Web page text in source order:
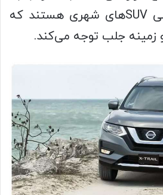
ظاهری دو رکن اصلی SUVهای شهری هستند که
زمینه جلب‌ توجه می‌کند.